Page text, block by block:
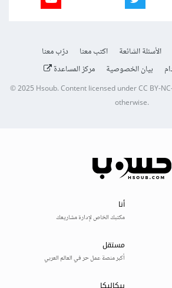
الأسئلة الشائعة اكتب معنا
درّب معنا
بيان الخصوصية مركز المساعدة
© 2025Hsoub.Content licensed underCC BY-
otherwise.